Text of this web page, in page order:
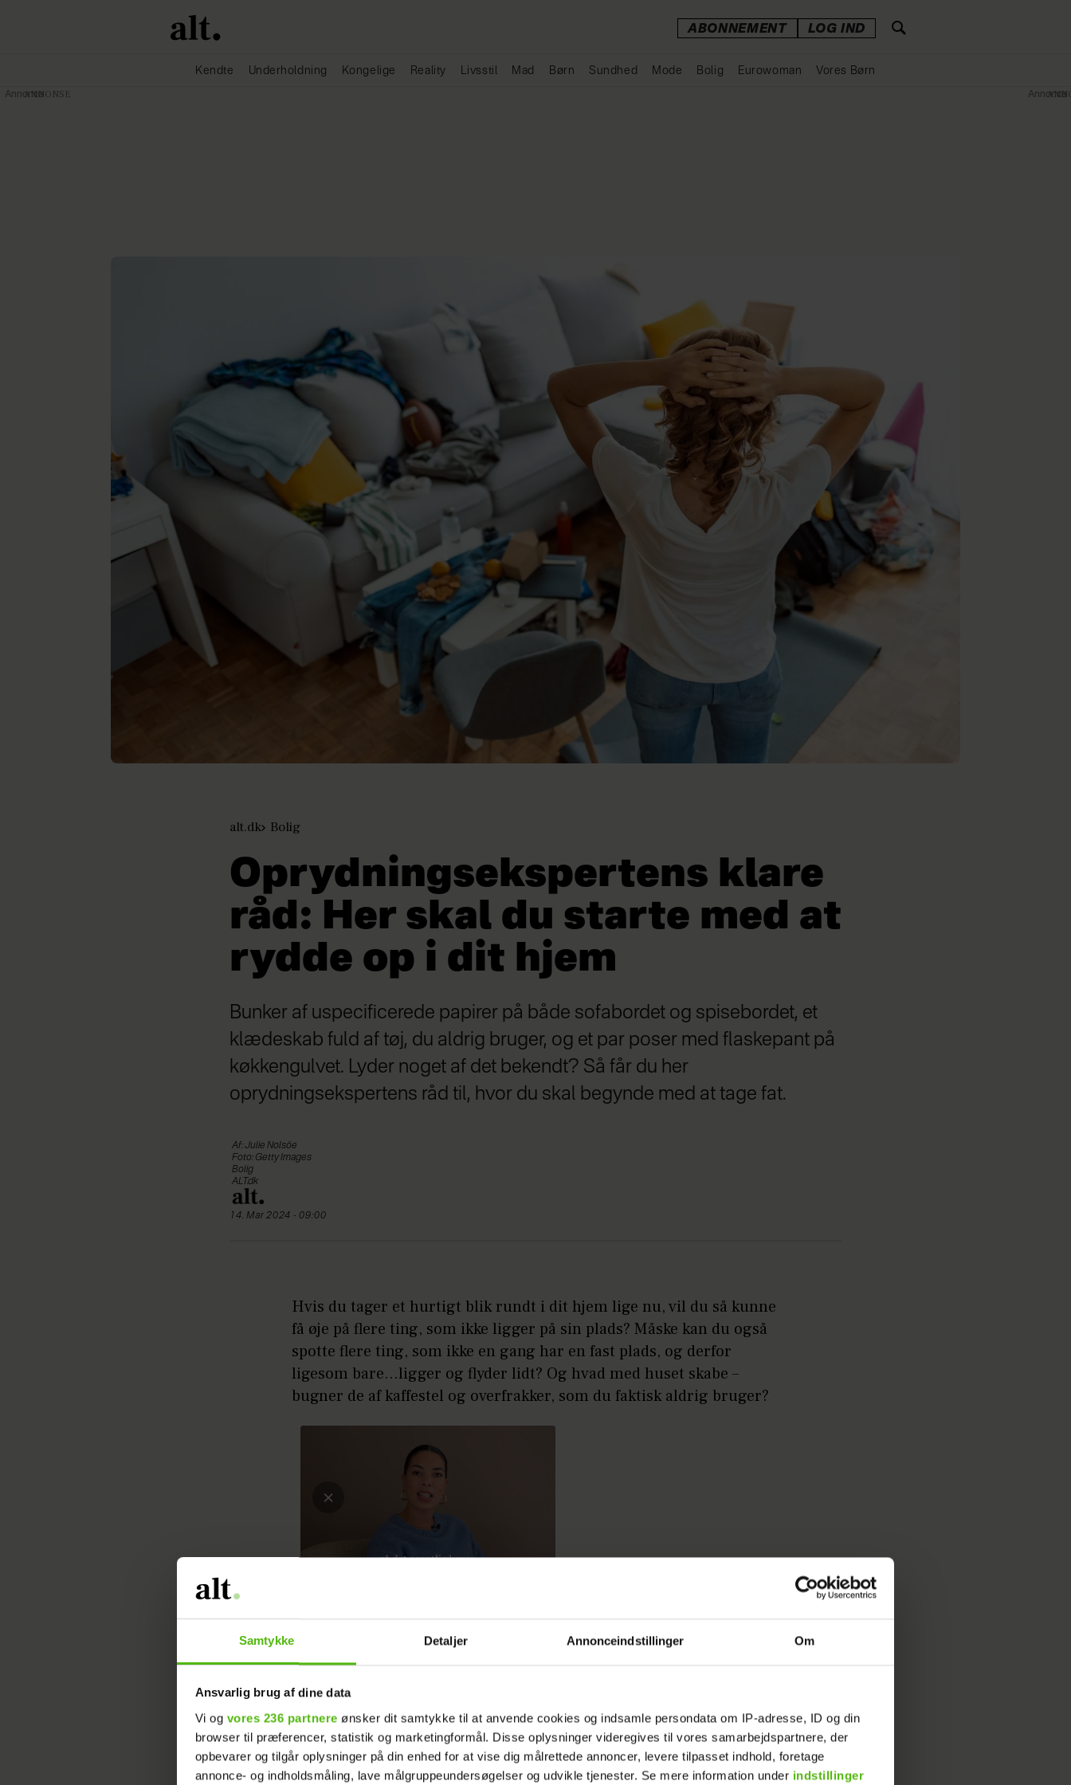
Samtykke Detaljer Annonceindstillinger Om
Ansvarlig brug af dine data
Vi og vores 236 partnere ønsker dit samtykke til at anvende cookies og indsamle persondata om IP-adresse, ID og din
browser til præferencer, statistik og marketingformål. Disse oplysninger videregives til vores samarbejdspartnere, der
opbevarer og tilgår oplysninger på din enhed for at vise dig målrettede annoncer, levere tilpasset indhold, foretage
annonce- og indholdsmåling, lave målgruppeundersøgelser og udvikle tjenester. Se mere information under indstillinger
ABONNEMENT LOG IND
Kendte Underholdning Kongelige Reality Livsstil Mad Børn Sundhed Mode Bolig Eurowoman Vores Børn
alt.dk Bolig
Oprydningsekspertens klare
råd: Her skal du starte med at
rydde op i dit hjem
Bunker af uspecificerede papirer på både sofabordet og spisebordet, et
klædeskab fuld af tøj, du aldrig bruger, og et par poser med flaskepant på
køkkengulvet. Lyder noget af det bekendt? Så får du her
oprydningsekspertens råd til, hvor du skal begynde med at tage fat.
Af: Julie Nolsöe
Foto: Getty Images
Bolig
ALT.dk
14. Mar 2024 - 09:00
Hvis du tager et hurtigt blik rundt i dit hjem lige nu, vil du så kunne
få øje på flere ting, som ikke ligger på sin plads? Måske kan du også
spotte flere ting, som ikke en gang har en fast plads, og derfor
ligesom bare…ligger og flyder lidt? Og hvad med huset skabe –
bugner de af kaffestel og overfrakker, som du faktisk aldrig bruger?
Er svaret ja til alle tre spørgsmål, så kan du heldigvis være sikker på,
at du ikke er alene. Det kan oprydningsekspert Marianne
Gammelgaard som især er kendt fra TV 2-programmet ”Vi drukner i
Annonce Annonce